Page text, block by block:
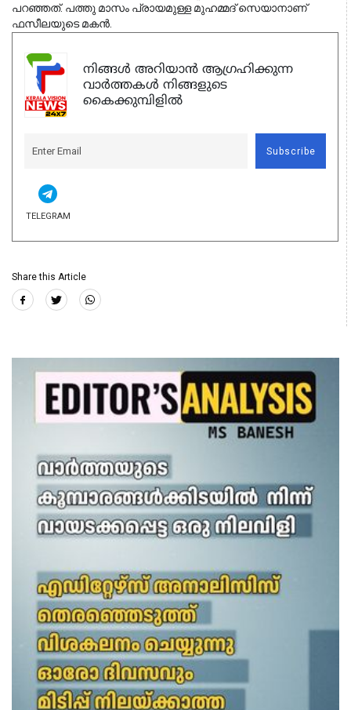
പറഞ്ഞത്. പത്തു മാസം പ്രായമുള്ള മുഹമ്മദ് സെയാനാണ്
ഫസീലയുടെ മകൻ.
നിങ്ങൾ അറിയാൻ ആഗ്രഹിക്കുന്ന
വാർത്തകൾ നിങ്ങളുടെ
കൈക്കുമ്പിളിൽ
Subscribe
TELEGRAM
Share this Article